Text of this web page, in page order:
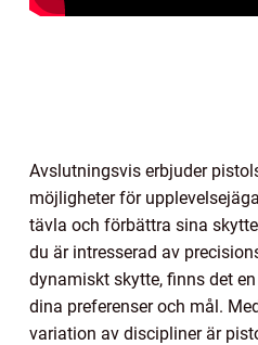
Avslutningsvis erbjuder
möjligheter för
tävla och förbättra sina
du är intresserad av
dynamiskt skytte, finns det
dina preferenser och mål.
variation av discipliner är